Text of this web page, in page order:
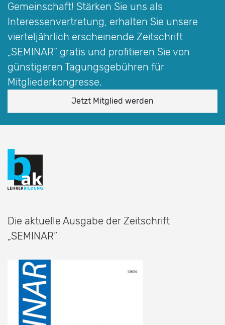
Gemeinschaft! Stärken Sie uns als
Interessen­vertretung, erhalten Sie unsere
vierteljährlich erscheinende Zeitschrift
„SEMINAR“ gratis und profitieren Sie von
günstigeren Tagungsgebühren für
Mitgliederkongresse.
Jetzt Mitglied werden
Die aktuelle Ausgabe der Zeitschrift
„SEMINAR“